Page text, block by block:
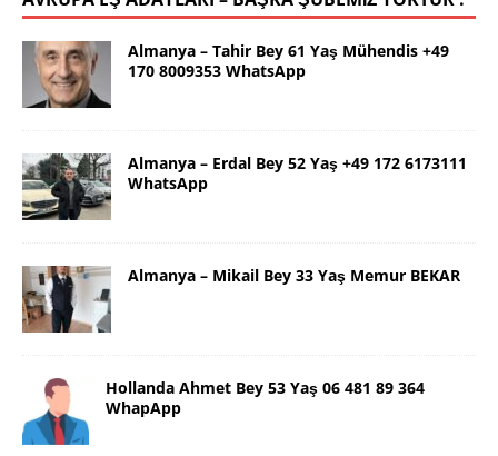
Almanya – Tahir Bey 61 Yaş Mühendis +49
170 8009353 WhatsApp
Almanya – Erdal Bey 52 Yaş +49 172 6173111
WhatsApp
Almanya – Mikail Bey 33 Yaş Memur BEKAR
Hollanda Ahmet Bey 53 Yaş 06 481 89 364
WhapApp